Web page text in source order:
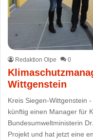
Redaktion Olpe 0
Wittgenstein
Kreis Siegen-Wittgenstein
künftig einen Manager für
Bundesumweltministerin
Projekt und hat jetzt eine